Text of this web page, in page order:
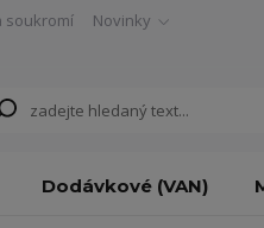
soukromí Novinky
Dodávkové (VAN)